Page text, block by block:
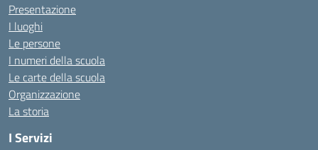
Presentazione
I luoghi
Le persone
I numeri della scuola
Le carte della scuola
Organizzazione
La storia
I Servizi